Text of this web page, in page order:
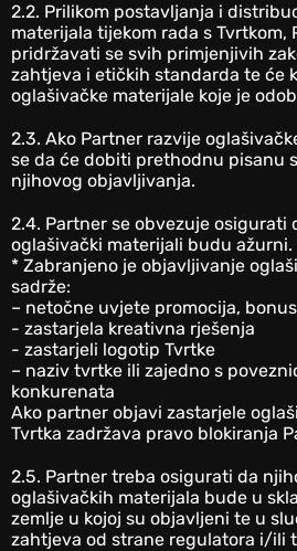
‎2.2. Prilikom postavljanja i
materijala tijekom rada s Tvrtkom,
pridržavati se svih primjenjivih
zahtjeva i etičkih standarda te će
oglašivačke materijale koje je
‎2.3. Ako Partner razvije
se da će dobiti prethodnu pisanu
njihovog objavljivanja.
‎2.4. Partner se obvezuje osigurati
oglašivački materijali budu ažurni.
‎* Zabranjeno je objavljivanje
sadrže:
– netočne uvjete promocija,
‎- zastarjela kreativna rješenja
- zastarjeli logotip Tvrtke
– naziv tvrtke ili zajedno s
konkurenata
Ako partner objavi zastarjele
Tvrtka zadržava pravo blokiranja
‎2.5. Partner treba osigurati da
oglašivačkih materijala bude u
zemlje u kojoj su objavljeni te u
zahtjeva od strane regulatora i/ili